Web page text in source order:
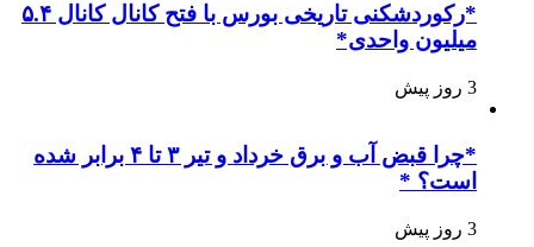
*رکوردشکنی تاریخی بورس با فتح کانال کانال ۵.۴
میلیون واحدی*
3 روز پیش
*چرا قبض آب و برق خرداد و تیر ۳ تا ۴ برابر شده
است؟ *
3 روز پیش